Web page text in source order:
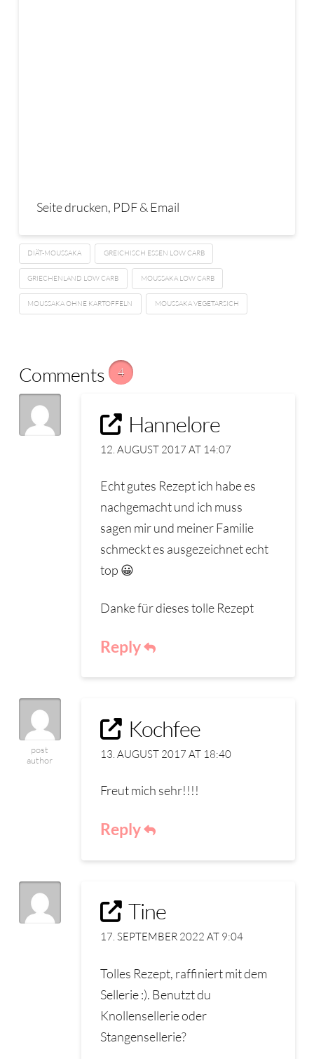
Seite drucken, PDF & Email
DIÄT-MOUSSAKA GREICHISCH ESSEN LOW CARB
GRIECHENLAND LOW CARB MOUSSAKA LOW CARB
MOUSSAKA OHNE KARTOFFELN MOUSSAKA VEGETARSICH
Comments 4
Hannelore
12. AUGUST 2017 AT 14:07
Echt gutes Rezept ich habe es
nachgemacht und ich muss
sagen mir und meiner Familie
schmeckt es ausgezeichnet echt
top 😀
Danke für dieses tolle Rezept
Reply
post
author
Kochfee
13. AUGUST 2017 AT 18:40
Freut mich sehr!!!!
Reply
Tine
17. SEPTEMBER 2022 AT 9:04
Tolles Rezept, raffiniert mit dem
Sellerie :). Benutzt du
Knollensellerie oder
Stangensellerie?